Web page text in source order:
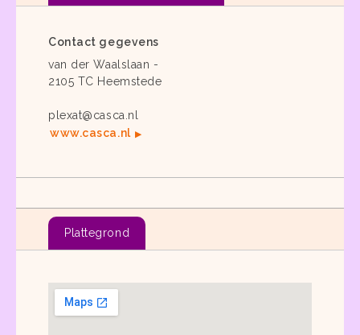
Contact gegevens
van der Waalslaan -
2105 TC Heemstede
plexat@casca.nl
www.casca.nl
Plattegrond